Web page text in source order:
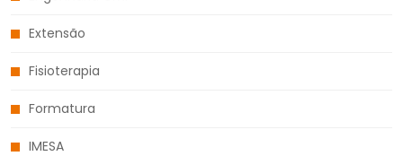
Extensão
Fisioterapia
Formatura
IMESA